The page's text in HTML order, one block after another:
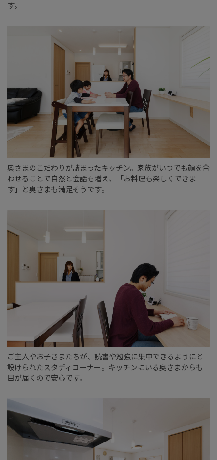
す。
奥さまのこだわりが詰まったキッチン。家族がいつでも顔を合
わせることで自然と会話も増え、「お料理も楽しくできま
す」と奥さまも満足そうです。
ご主人やお子さまたちが、読書や勉強に集中できるようにと
設けられたスタディコーナー。キッチンにいる奥さまからも
目が届くので安心です。